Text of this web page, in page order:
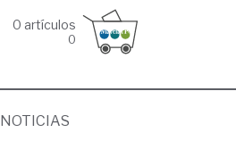
0 artículos
0
NOTICIAS